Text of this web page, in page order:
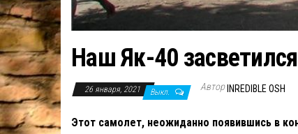
Наш Як-40
26 января, 2021 Выкл. Автор INREDIBLE OSH
Этот самолет, неожиданно появившись в